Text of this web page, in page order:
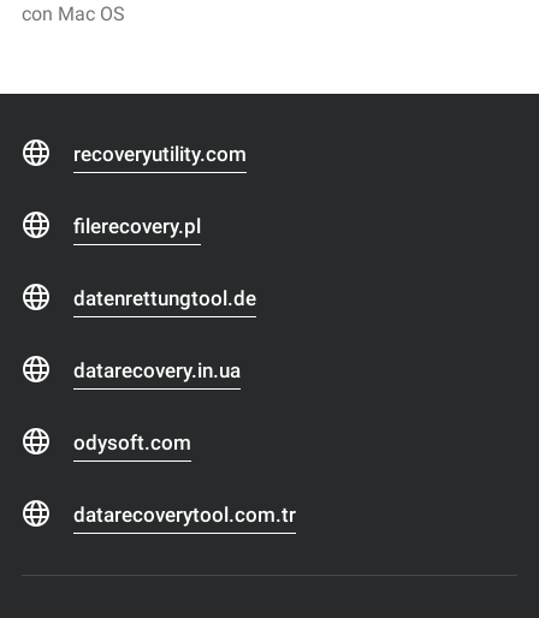
con Mac OS
recoveryutility.com
filerecovery.pl
datenrettungtool.de
datarecovery.in.ua
odysoft.com
datarecoverytool.com.tr